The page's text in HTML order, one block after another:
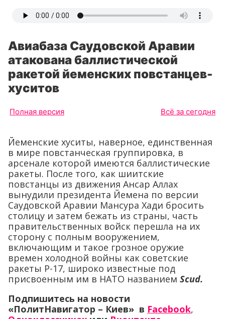
Авиабаза Саудовской Аравии
атакована баллистической
ракетой йеменских повстанцев-
хуситов
Полная версия Всё за сегодня
Йеменские хуситы, наверное, единственная
в мире повстанческая группировка, в
арсенале которой имеются баллистические
ракеты. После того, как шиитские
повстанцы из движения Ансар Аллах
вынудили президента Йемена по версии
Саудовской Аравии Мансура Хади бросить
столицу и затем бежать из страны, часть
правительственных войск перешла на их
сторону с полным вооружением,
включающим и такое грозное оружие
времен холодной войны как советские
ракеты Р-17, широко известные под
присвоенным им в НАТО названием Scud.
Подпишитесь на новости
«ПолитНавигатор – Киев» в Facebook,